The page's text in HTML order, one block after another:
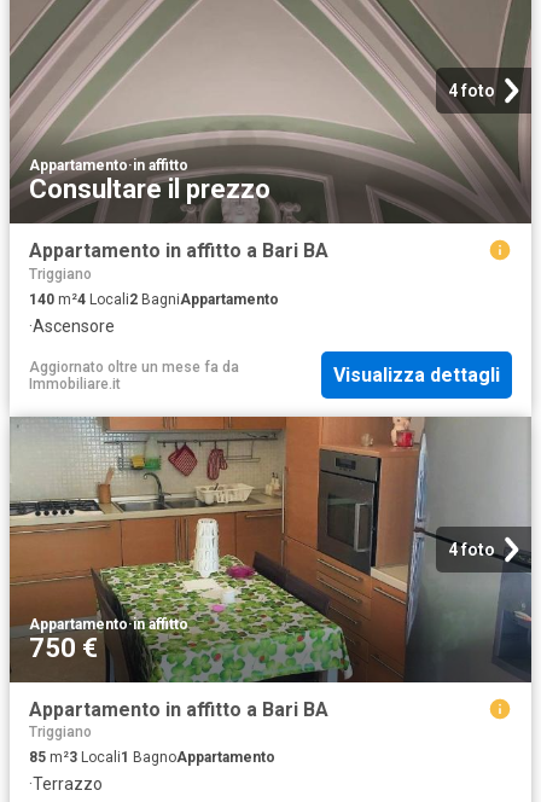
4 foto
Appartamento·in affitto
Consultare il prezzo
Appartamento in affitto a Bari BA
Triggiano
140 m²4 Locali2 BagniAppartamento
·Ascensore
Aggiornato oltre un mese fa da
Immobiliare.it
Visualizza dettagli
4 foto
Appartamento·in affitto
750 €
Appartamento in affitto a Bari BA
Triggiano
85 m²3 Locali1 BagnoAppartamento
·Terrazzo